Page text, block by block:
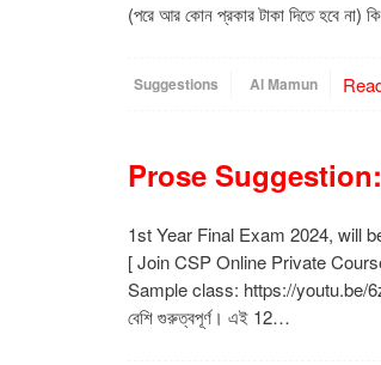
(পরে আর কোন প্রকার টাকা দিতে হবে না)
Suggestions Al Mamun
Prose
1st Year Final Exam 2024, will be
[ Join CSP Online Private
Sample class: https://youtu.be/
বেশি গুরুত্বপূর্ণ। এই 12…